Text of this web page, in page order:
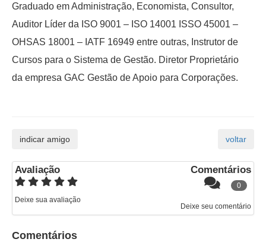
Graduado em Administração, Economista, Consultor,
Auditor Líder da ISO 9001 – ISO 14001 ISSO 45001 –
OHSAS 18001 – IATF 16949 entre outras, Instrutor de
Cursos para o Sistema de Gestão. Diretor Proprietário
da empresa GAC Gestão de Apoio para Corporações.
Avaliação
Deixe sua avaliação
Comentários
0
Deixe seu comentário
Comentários